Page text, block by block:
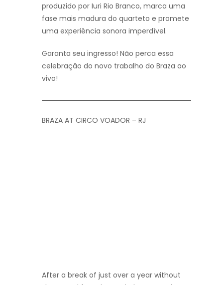
produzido por Iuri Rio Branco, marca uma
fase mais madura do quarteto e promete
uma experiência sonora imperdível.
Garanta seu ingresso! Não perca essa
celebração do novo trabalho do Braza ao
vivo!
BRAZA AT CIRCO VOADOR – RJ
After a break of just over a year without